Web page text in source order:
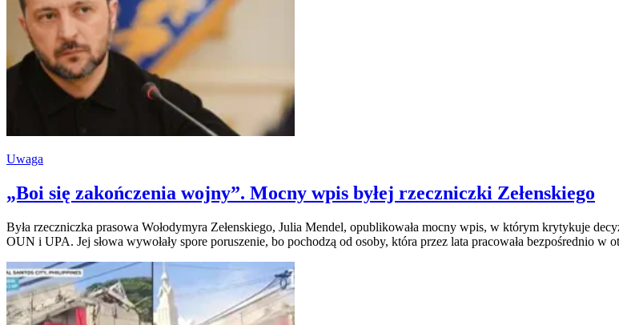
Uwaga
„Boi się zakończenia wojny”. Mocny wpis byłej rzeczniczki Zełenskiego
Była rzeczniczka prasowa Wołodymyra Zełenskiego, Julia Mendel, opublikowała mocny wpis, w którym krytykuje
OUN i UPA. Jej słowa wywołały spore poruszenie, bo pochodzą od osoby, która przez lata pracowała bezpośrednio w